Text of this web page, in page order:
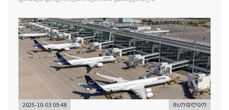
2025-10-03 09:48 მსოფლიო